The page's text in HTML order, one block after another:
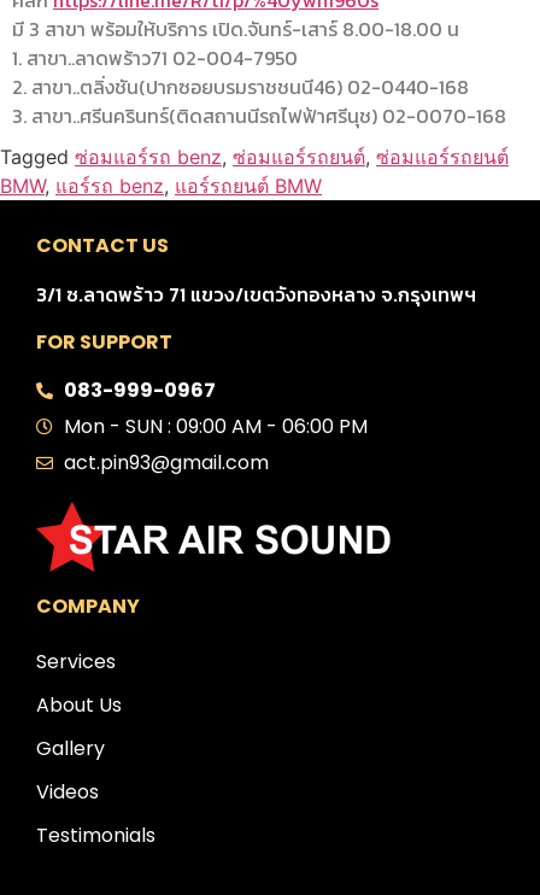
มี 3 สาขา พร้อมให้บริการ เปิด.จันทร์-เสาร์ 8.00-18.00 น
1. สาขา..ลาดพร้าว71 02-004-7950
2. สาขา..ตลิ่งชัน(ปากซอยบรมราชชนนี46) 02-0440-168
3. สาขา..ศรีนครินทร์(ติดสถานนีรถไฟฟ้าศรีนุช) 02-0070-168
Tagged ซ่อมแอร์รถ benz, ซ่อมแอร์รถยนต์, ซ่อมแอร์รถยนต์
BMW, แอร์รถ benz, แอร์รถยนต์ BMW
CONTACT US
3/1 ซ.ลาดพร้าว 71 แขวง/เขตวังทองหลาง จ.กรุงเทพฯ
FOR SUPPORT
083-999-0967
Mon - SUN : 09:00 AM - 06:00 PM
act.pin93@gmail.com
COMPANY
Services
About Us
Gallery
Videos
Testimonials